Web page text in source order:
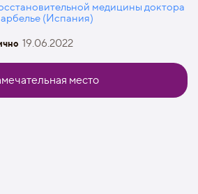
медицины доктора
(Испания)
19.06.2022
место